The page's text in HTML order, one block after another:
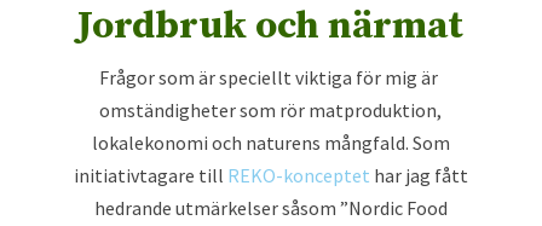
Jordbruk och närmat
Frågor som är speciellt viktiga för mig är
omständigheter som rör matproduktion,
lokalekonomi och naturens mångfald. Som
initiativtagare till REKO-konceptet har jag fått
hedrande utmärkelser såsom ”Nordic Food